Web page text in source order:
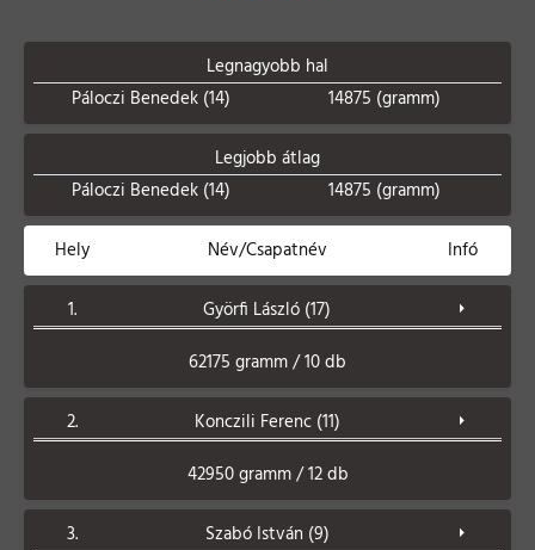
Legnagyobb hal
Páloczi Benedek (14)
14875 (gramm)
Legjobb átlag
Páloczi Benedek (14)
14875 (gramm)
Hely Név/Csapatnév Infó
1.
Györfi László (17)
62175 gramm / 10 db
2.
Konczili Ferenc (11)
42950 gramm / 12 db
3.
Szabó István (9)